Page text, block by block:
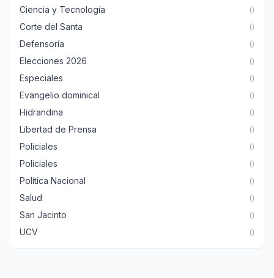
Ciencia y Tecnología ()
Corte del Santa ()
Defensoría ()
Elecciones 2026 ()
Especiales ()
Evangelio dominical ()
Hidrandina ()
Libertad de Prensa ()
Policiales ()
Policiales ()
Política Nacional ()
Salud ()
San Jacinto ()
UCV ()